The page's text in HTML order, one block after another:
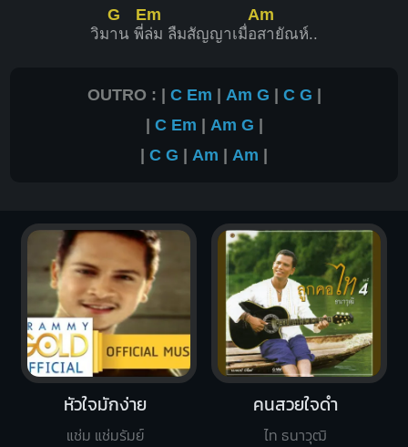
วิม
G
าน พี่
Em
ล่ม ลืมสัญญาเมื่อ
Am
สายัณห์..
OUTRO : | C Em | Am G | C G |
| C Em | Am G |
| C G | Am | Am |
หัวใจมักง่าย
แช่ม แช่มรัมย์
คนสวยใจดำ
ไท ธนาวุฒิ